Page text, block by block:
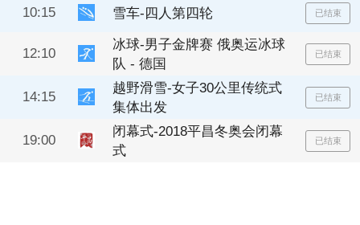
10:15 雪车-四人第四轮 已结束
12:10
冰球-男子金牌赛 俄奥运冰球
队 - 德国
已结束
14:15
越野滑雪-女子30公里传统式
集体出发
已结束
19:00
闭幕式-2018平昌冬奥会闭幕
式
已结束